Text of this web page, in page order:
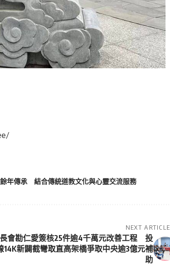
年傳承 結合傳統道教文化與心靈交流服務
NEXT ARTICLE
會勘仁愛簽核25件逾4千萬元改善工程 投
14K新闢截彎取直高架橋爭取中央逾3億元補
助